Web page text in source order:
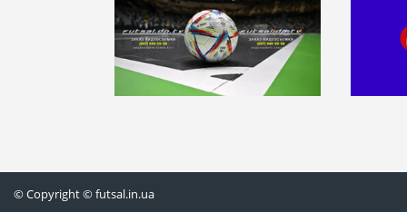
© Copyright © futsal.in.ua